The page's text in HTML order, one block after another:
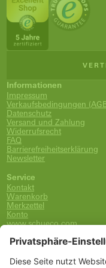
Informationen
Impressum
Verkaufsbedingungen
Datenschutz
Versand und Zahlung
Widerrufsrecht
FAQ
Barrierefreiheitserklärung
Newsletter
Service
Kontakt
Warenkorb
Merkzettel
Konto
www.schueco.com
0800-400-4007
kostenlos aus dem dt.